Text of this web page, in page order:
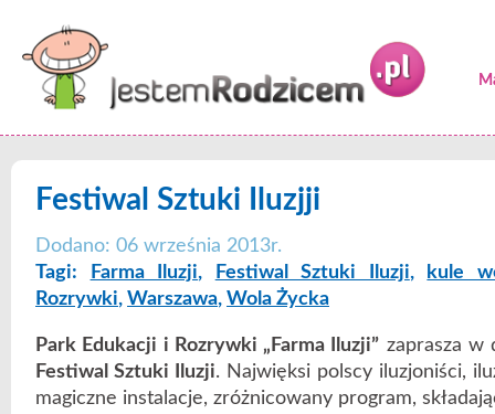
Festiwal Sztuki Iluzjji
Dodano: 06 września 2013r.
Tagi:
Farma Iluzji, Festiwal Sztuki Iluzji,
kule
Rozrywki, Warszawa, Wola Życka
Park Edukacji i Rozrywki „Farma Iluzji” zaprasza w
Festiwal Sztuki Iluzji. Najwięksi polscy iluzjoniści,
magiczne instalacje, zróżnicowany program,